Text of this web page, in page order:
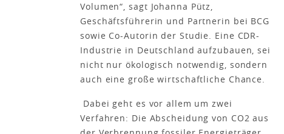
Volumen“, sagt Johanna Pütz,
Geschäftsführerin und Partnerin bei BCG
sowie Co-Autorin der Studie. Eine CDR-
Industrie in Deutschland aufzubauen, sei
nicht nur ökologisch notwendig, sondern
auch eine große wirtschaftliche Chance.
Dabei geht es vor allem um zwei
Verfahren: Die Abscheidung von CO2 aus